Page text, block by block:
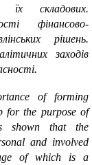
їх складових.
фінансово-
рішень.
заходів
of forming
for the purpose of
shown that the
and involved
of which is a